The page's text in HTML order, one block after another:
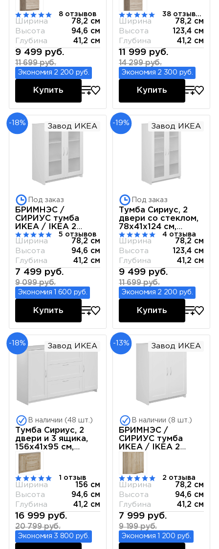
8 отзывов
Ширина
78,2 см
Высота
94,6 см
Глубина
41,2 см
9 499 руб.
11 699 руб.
Экономия 2 200 руб.
Купить
38 отзывов
Ширина
78,2 см
Высота
123,4 см
Глубина
41,2 см
11 999 руб.
14 299 руб.
Экономия 2 300 руб.
Купить
-18% Завод ИКЕА
Под заказ
БРИМНЭС /
СИРИУС тумба
ИКЕА / IKEA 2
двери со стеклом
78х95 белая
5 отзывов
Ширина
78,2 см
Высота
94,6 см
Глубина
41,2 см
7 499 руб.
9 099 руб.
Экономия 1 600 руб.
Купить
-19% Завод ИКЕА
Под заказ
Тумба Сириус, 2
двери со стеклом,
78х41х124 см,
белая
4 отзыва
Ширина
78,2 см
Высота
123,4 см
Глубина
41,2 см
9 499 руб.
11 699 руб.
Экономия 2 200 руб.
Купить
-18% Завод ИКЕА
В наличии (48 шт.)
Тумба Сириус, 2
двери и 3 ящика,
156х41х95 см,
белая
1 отзыв
Ширина
156 см
Высота
94,6 см
Глубина
41,2 см
16 999 руб.
20 799 руб.
Экономия 3 800 руб.
-13% Завод ИКЕА
В наличии (8 шт.)
БРИМНЭС /
СИРИУС тумба
ИКЕА / IKEA 2
двери 78х95 белая
2 отзыва
Ширина
78,2 см
Высота
94,6 см
Глубина
41,2 см
7 999 руб.
9 199 руб.
Экономия 1 200 руб.